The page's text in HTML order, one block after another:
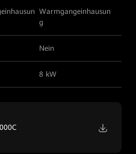
Warmgangeinhausun
g
Nein
8 kW